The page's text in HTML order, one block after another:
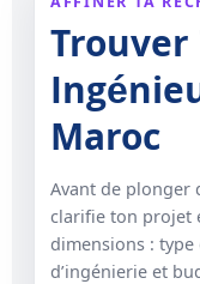
Trouver
Maroc
Avant de plonger
clarifie ton projet
dimensions : type
d’ingénierie et